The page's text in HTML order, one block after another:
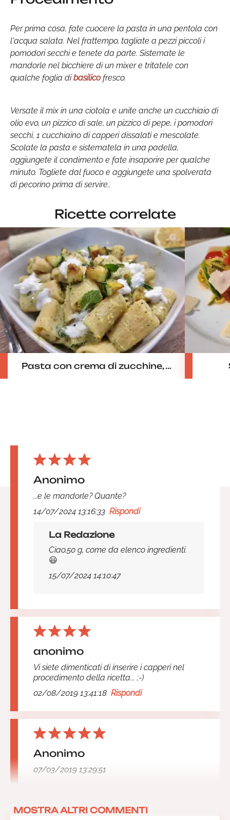
Per prima cosa, fate cuocere la pasta in una pentola con
l'acqua salata. Nel frattempo, tagliate a pezzi piccoli i
pomodori secchi e tenete da parte. Sistemate le
mandorle nel bicchiere di un mixer e tritatele con
qualche foglia dibasilicofresco.
Versate il mix in una ciotola e unite anche un cucchiaio di
olio evo, un pizzico di sale, un pizzico di pepe, i pomodori
secchi, 1 cucchiaino di capperi dissalati e mescolate.
Scolate la pasta e sistematela in una padella,
aggiungete il condimento e fate insaporire per qualche
minuto. Togliete dal fuoco e aggiungete una spolverata
di pecorino prima di servire..
Ricette correlate
Pasta con crema di zucchine, ...
Anonimo
...e le mandorle? Quante?
14/07/2024 13:16:33 Rispondi
La Redazione
Ciao.50 g, come da elenco ingredienti.
😃
15/07/2024 14:10:47
anonimo
Vi siete dimenticati di inserire i capperi nel
procedimento della ricetta... ;-)
02/08/2019 13:41:18 Rispondi
Anonimo
07/03/2019 13:29:51
MOSTRA ALTRI COMMENTI